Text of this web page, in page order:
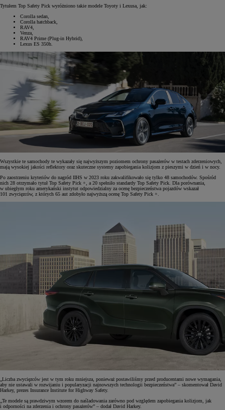
Tytułem Top Safety Pick wyróżniono takie modele Toyoty i Lexusa, jak:
Corolla sedan,
Corolla hatchback,
RAV4,
Venza,
RAV4 Prime (Plug-in Hybrid),
Lexus ES 350h.
Wszystkie te samochody te wykazały się najwyższym poziomem ochrony pasażerów w testach zderzeniowych,
mają wysokiej jakości reflektory oraz skuteczne systemy zapobiegania kolizjom z pieszymi w dzień i w nocy.
Po zaostrzeniu kryteriów do nagród IIHS w 2023 roku zakwalifikowało się tylko 48 samochodów. Spośród
nich 28 otrzymało tytuł Top Safety Pick +, a 20 spełniło standardy Top Safety Pick. Dla porównania,
w ubiegłym roku amerykański instytut odpowiedzialny za ocenę bezpieczeństwa pojazdów wskazał
101 zwycięzców, z których 65 aut zdobyło najwyższą ocenę Top Safety Pick +.
„Liczba zwycięzców jest w tym roku mniejsza, ponieważ postawiliśmy przed producentami nowe wymagania,
aby nie ustawali w rozwijaniu i popularyzacji najnowszych technologii bezpieczeństwa” – skomentował David
Harkey, prezes Insurance Institute for Highway Safety.
„Te modele są prawdziwym wzorem do naśladowania zarówno pod względem zapobiegania kolizjom, jak
i odporności na zderzenia i ochrony pasażerów” – dodał David Harkey.